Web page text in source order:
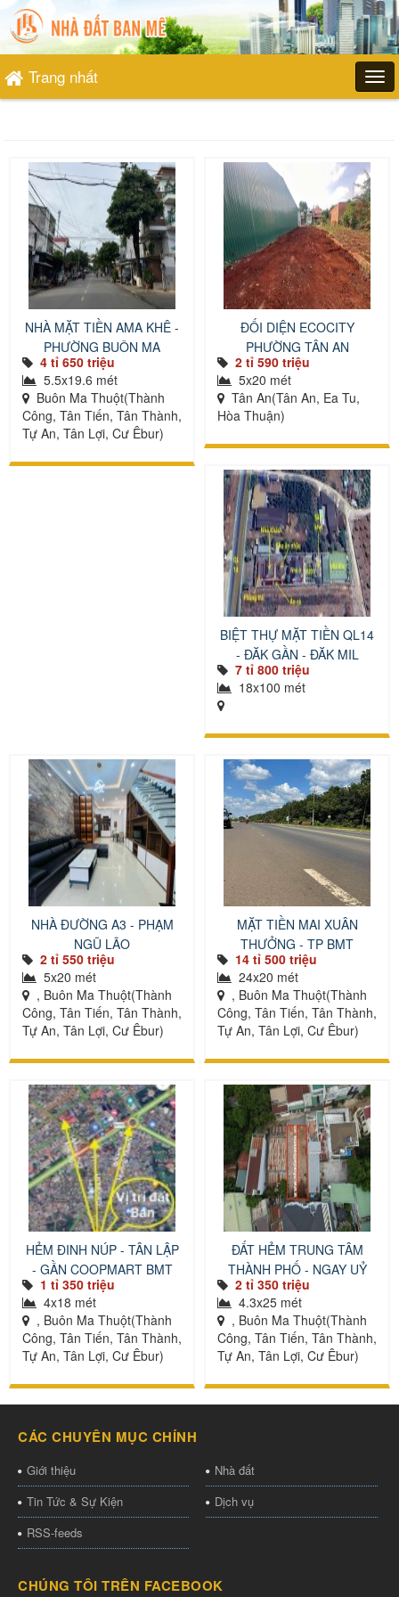
Trang nhất
NHÀ MẶT TIỀN AMA KHÊ -
PHƯỜNG BUÔN MA
THUỘT
4 tỉ 650 triệu
5.5x19.6 mét
Buôn Ma Thuột(Thành
Công, Tân Tiến, Tân Thành,
Tự An, Tân Lợi, Cư Êbur)
ĐỐI DIỆN ECOCITY
PHƯỜNG TÂN AN
2 tỉ 590 triệu
5x20 mét
Tân An(Tân An, Ea Tu,
Hòa Thuận)
BIỆT THỰ MẶT TIỀN QL14
- ĐĂK GẦN - ĐĂK MIL
7 tỉ 800 triệu
18x100 mét
NHÀ ĐƯỜNG A3 - PHẠM
NGŨ LÃO
2 tỉ 550 triệu
5x20 mét
, Buôn Ma Thuột(Thành
Công, Tân Tiến, Tân Thành,
Tự An, Tân Lợi, Cư Êbur)
MẶT TIỀN MAI XUÂN
THƯỞNG - TP BMT
14 tỉ 500 triệu
24x20 mét
, Buôn Ma Thuột(Thành
Công, Tân Tiến, Tân Thành,
Tự An, Tân Lợi, Cư Êbur)
HẺM ĐINH NÚP - TÂN LẬP
- GẦN COOPMART BMT
1 tỉ 350 triệu
4x18 mét
, Buôn Ma Thuột(Thành
Công, Tân Tiến, Tân Thành,
Tự An, Tân Lợi, Cư Êbur)
ĐẤT HẺM TRUNG TÂM
THÀNH PHỐ - NGAY UỶ
BAN TỈNH
2 tỉ 350 triệu
4.3x25 mét
, Buôn Ma Thuột(Thành
Công, Tân Tiến, Tân Thành,
Tự An, Tân Lợi, Cư Êbur)
CÁC CHUYÊN MỤC CHÍNH
Giới thiệu
Nhà đất
Tin Tức & Sự Kiện
Dịch vụ
RSS-feeds
CHÚNG TÔI TRÊN FACEBOOK